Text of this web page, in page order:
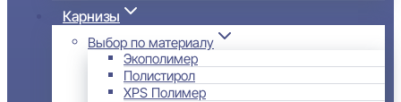
Карнизы
Выбор по материалу
Экополимер
Полистирол
XPS Полимер